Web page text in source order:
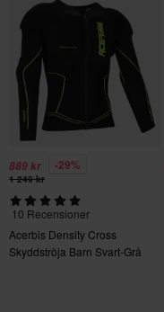
889 kr -29%
1 249 kr
10 Recensioner
Acerbis Density Cross
Skyddströja Barn Svart-Grå